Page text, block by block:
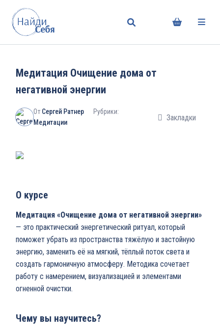
Медитация Очищение дома от
негативной энергии
От Сергей Ратнер
Рубрики:
Медитации
Закладки
О курсе
Медитация «Очищение дома от негативной энергии»
— это практический энергетический ритуал, который
поможет убрать из пространства тяжёлую и застойную
энергию, заменить её на мягкий, тёплый поток света и
создать гармоничную атмосферу. Методика сочетает
работу с намерением, визуализацией и элементами
огненной очистки.
Чему вы научитесь?